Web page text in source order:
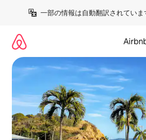
一部の情報は自動翻訳されていま